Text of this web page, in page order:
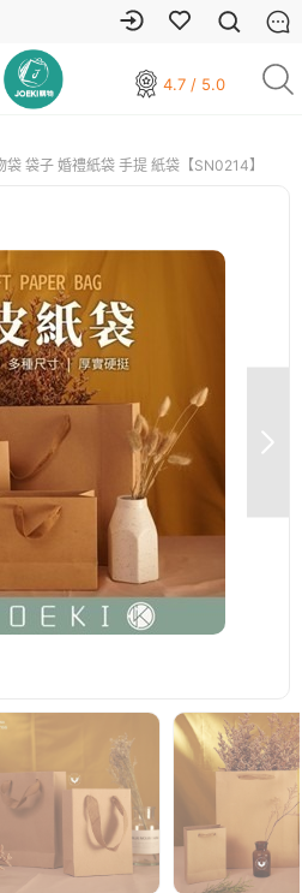
4.7 / 5.0
袋子 婚禮紙袋 手提 紙袋【SN0214】